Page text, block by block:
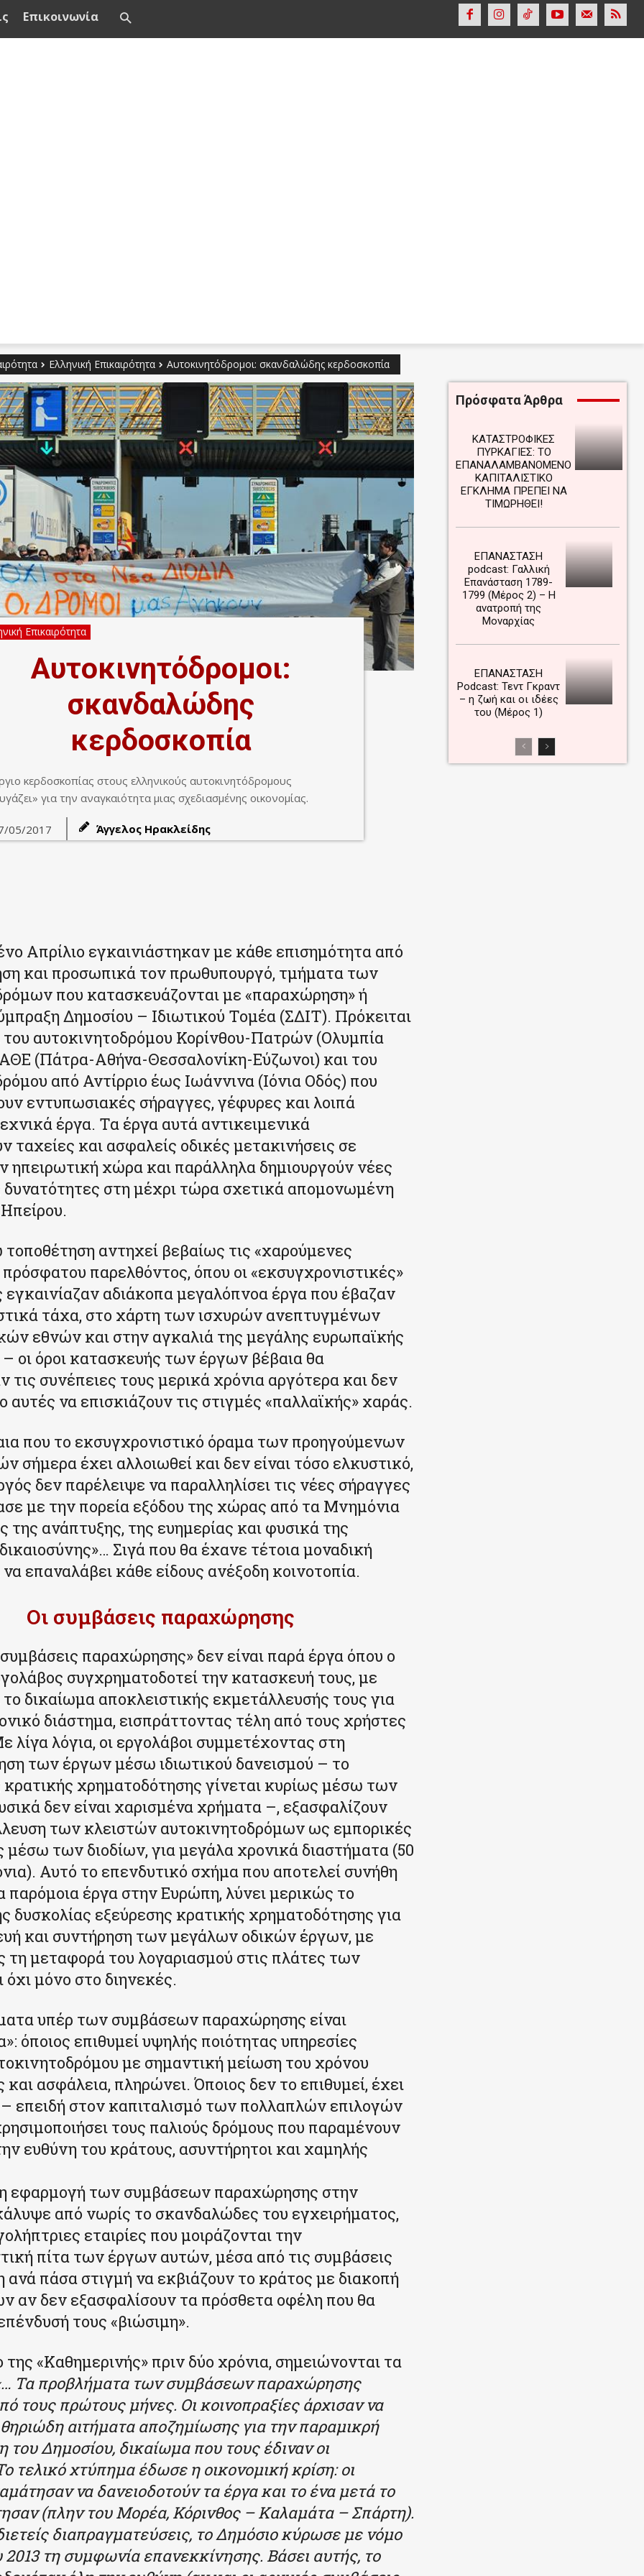
Επικοινωνία
Ελληνική Επικαιρότητα Αυτοκινητόδρομοι: σκανδαλώδης κερδοσκοπία
Επικαιρότητα
Αυτοκινητόδρομοι:
σκανδαλώδης
κερδοσκοπία
κερδοσκοπίας στους ελληνικούς αυτοκινητόδρομους
για την αναγκαιότητα μιας σχεδιασμένης οικονομίας.
05/2017 Άγγελος Ηρακλείδης
Απρίλιο εγκαινιάστηκαν με κάθε επισημότητα από
και προσωπικά τον πρωθυπουργό, τμήματα των
που κατασκευάζονται με «παραχώρηση» ή
Δημοσίου – Ιδιωτικού Τομέα (ΣΔΙΤ). Πρόκειται
αυτοκινητοδρόμου Κορίνθου-Πατρών (Ολυμπία
(Πάτρα-Αθήνα-Θεσσαλονίκη-Εύζωνοι) και του
από Αντίρριο έως Ιωάννινα (Ιόνια Οδός) που
εντυπωσιακές σήραγγες, γέφυρες και λοιπά
έργα. Τα έργα αυτά αντικειμενικά
ταχείες και ασφαλείς οδικές μετακινήσεις σε
ηπειρωτική χώρα και παράλληλα δημιουργούν νέες
δυνατότητες στη μέχρι τώρα σχετικά απομονωμένη
αντηχεί βεβαίως τις «χαρούμενες
παρελθόντος, όπου οι «εκσυγχρονιστικές»
εγκαινίαζαν αδιάκοπα μεγαλόπνοα έργα που έβαζαν
τάχα, στο χάρτη των ισχυρών ανεπτυγμένων
εθνών και στην αγκαλιά της μεγάλης ευρωπαϊκής
– οι όροι κατασκευής των έργων βέβαια θα
τις συνέπειες τους μερικά χρόνια αργότερα και δεν
αυτές να επισκιάζουν τις στιγμές «παλλαϊκής» χαράς.
που το εκσυγχρονιστικό όραμα των προηγούμενων
σήμερα έχει αλλοιωθεί και δεν είναι τόσο ελκυστικό,
δεν παρέλειψε να παραλληλίσει τις νέες σήραγγες
με την πορεία εξόδου της χώρας από τα Μνημόνια
της ανάπτυξης, της ευημερίας και φυσικά της
Σιγά που θα έχανε τέτοια μοναδική
να επαναλάβει κάθε είδους ανέξοδη κοινοτοπία.
Οι συμβάσεις παραχώρησης
παραχώρησης» δεν είναι παρά έργα όπου ο
συγχρηματοδοτεί την κατασκευή τους, με
δικαίωμα αποκλειστικής εκμετάλλευσής τους για
διάστημα, εισπράττοντας τέλη από τους χρήστες
λίγα λόγια, οι εργολάβοι συμμετέχοντας στη
των έργων μέσω ιδιωτικού δανεισμού – το
χρηματοδότησης γίνεται κυρίως μέσω των
δεν είναι χαρισμένα χρήματα –, εξασφαλίζουν
των κλειστών αυτοκινητοδρόμων ως εμπορικές
μέσω των διοδίων, για μεγάλα χρονικά διαστήματα (50
Αυτό το επενδυτικό σχήμα που αποτελεί συνήθη
παρόμοια έργα στην Ευρώπη, λύνει μερικώς το
δυσκολίας εξεύρεσης κρατικής χρηματοδότησης για
και συντήρηση των μεγάλων οδικών έργων, με
τη μεταφορά του λογαριασμού στις πλάτες των
μόνο στο διηνεκές.
υπέρ των συμβάσεων παραχώρησης είναι
όποιος επιθυμεί υψηλής ποιότητας υπηρεσίες
με σημαντική μείωση του χρόνου
ασφάλεια, πληρώνει. Όποιος δεν το επιθυμεί, έχει
επειδή στον καπιταλισμό των πολλαπλών επιλογών
τους παλιούς δρόμους που παραμένουν
ευθύνη του κράτους, ασυντήρητοι και χαμηλής
εφαρμογή των συμβάσεων παραχώρησης στην
από νωρίς το σκανδαλώδες του εγχειρήματος,
εταιρίες που μοιράζονται την
πίτα των έργων αυτών, μέσα από τις συμβάσεις
ανά πάσα στιγμή να εκβιάζουν το κράτος με διακοπή
αν δεν εξασφαλίσουν τα πρόσθετα οφέλη που θα
τους «βιώσιμη».
της «Καθημερινής» πριν δύο χρόνια, σημειώνονται τα
Τα προβλήματα των συμβάσεων παραχώρησης
τους πρώτους μήνες. Οι κοινοπραξίες άρχισαν να
αιτήματα αποζημίωσης για την παραμικρή
του Δημοσίου, δικαίωμα που τους έδιναν οι
τελικό χτύπημα έδωσε η οικονομική κρίση: οι
να δανειοδοτούν τα έργα και το ένα μετά το
(πλην του Μορέα, Κόρινθος – Καλαμάτα – Σπάρτη).
διαπραγματεύσεις, το Δημόσιο κύρωσε με νόμο
2013 τη συμφωνία επανεκκίνησης. Βάσει αυτής, το
Πρόσφατα Άρθρα
ΚΑΤΑΣΤΡΟΦΙΚΕΣ
ΠΥΡΚΑΓΙΕΣ: ΤΟ
ΕΠΑΝΑΛΑΜΒΑΝΟΜΕΝΟ
ΚΑΠΙΤΑΛΙΣΤΙΚΟ
ΕΓΚΛΗΜΑ ΠΡΕΠΕΙ ΝΑ
ΤΙΜΩΡΗΘΕΙ!
ΕΠΑΝΑΣΤΑΣΗ
podcast: Γαλλική
Επανάσταση 1789-
1799 (Μέρος 2) – Η
ανατροπή της
Μοναρχίας
ΕΠΑΝΑΣΤΑΣΗ
Podcast: Τεντ Γκραντ
– η ζωή και οι ιδέες
του (Μέρος 1)